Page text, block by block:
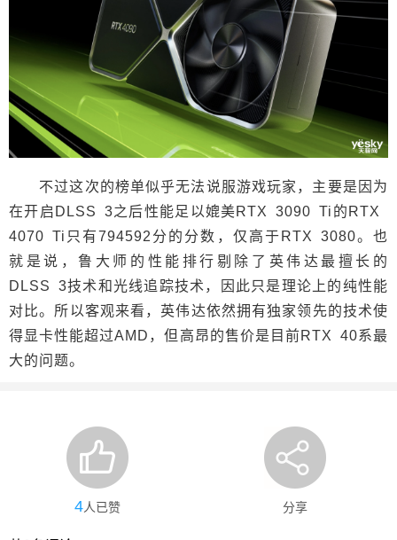
不过这次的榜单似乎无法说服游戏玩家，主要是因为
在开启DLSS 3之后性能足以媲美RTX 3090 Ti的RTX
4070 Ti只有794592分的分数，仅高于RTX 3080。也
就是说，鲁大师的性能排行剔除了英伟达最擅长的
DLSS 3技术和光线追踪技术，因此只是理论上的纯性能
对比。所以客观来看，英伟达依然拥有独家领先的技术使
得显卡性能超过AMD，但高昂的售价是目前RTX 40系最
大的问题。
4人已赞 分享